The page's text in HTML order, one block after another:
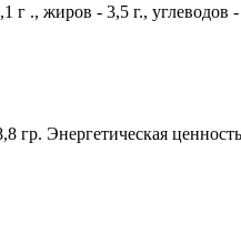
., жиров - 3,5 г., углеводов
гр. Энергетическая